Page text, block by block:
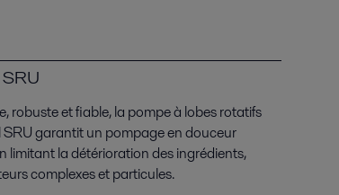
robuste et fiable, la pompe à lobes rotatifs
SRU garantit un pompage en douceur
limitant la détérioration des ingrédients,
complexes et particules.